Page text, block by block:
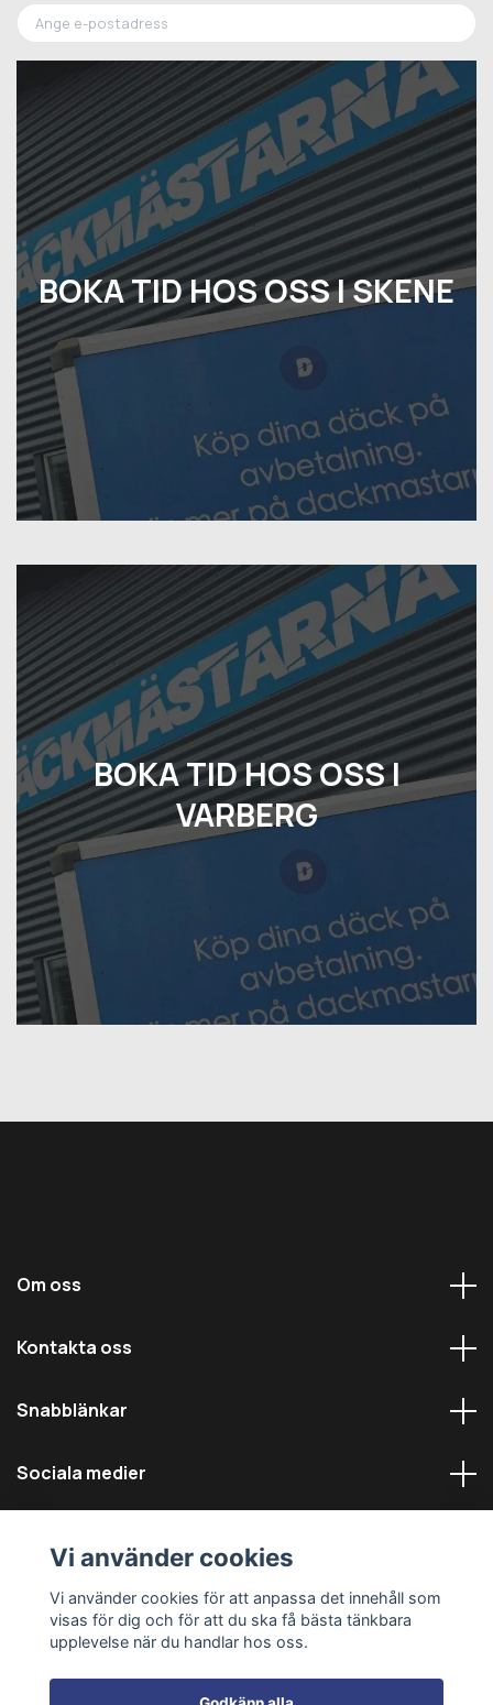
BOKA TID HOS OSS I SKENE
BOKA TID HOS OSS I
VARBERG
Om oss
Kontakta oss
Snabblänkar
Sociala medier
© 2026 Däckmästarna - Alla rättigheter reserverade
Vi använder cookies
Vi använder cookies för att anpassa det innehåll som
visas för dig och för att du ska få bästa tänkbara
upplevelse när du handlar hos oss.